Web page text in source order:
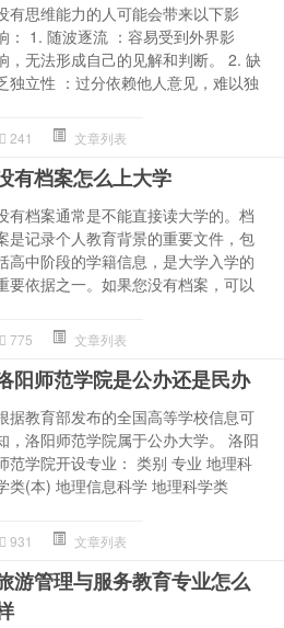
有思维能力的人可能会带来以下影
： 1. 随波逐流 ：容易受到外界影
，无法形成自己的见解和判断。 2. 缺
独立性 ：过分依赖他人意见，难以独
241 文章列表
有档案怎么上大学
有档案通常是不能直接读大学的。档
是记录个人教育背景的重要文件，包
高中阶段的学籍信息，是大学入学的
要依据之一。如果您没有档案，可以
775 文章列表
阳师范学院是公办还是民办
据教育部发布的全国高等学校信息可
，洛阳师范学院属于公办大学。 洛阳
范学院开设专业： 类别 专业 地理科
类(本) 地理信息科学 地理科学类
931 文章列表
游管理与服务教育专业怎么